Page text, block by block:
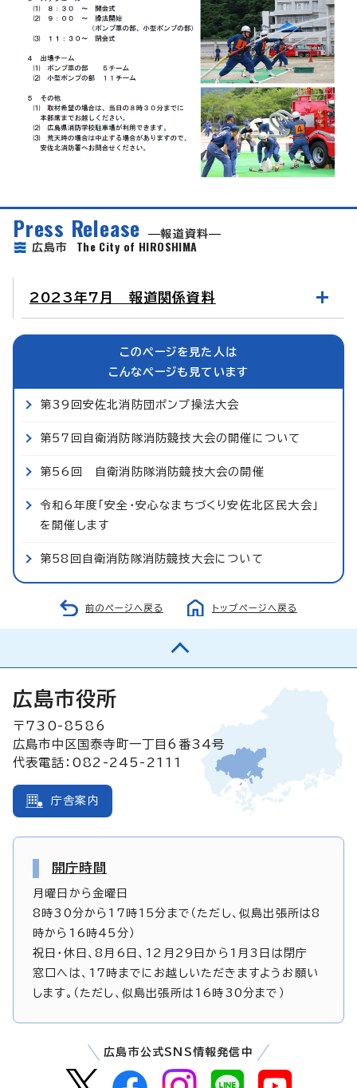
Press Release
報道資料
広島市 The City of HIROSHIMA
2023年7月 報道関係資料
このページを見た人は
こんなページも見ています
第39回安佐北消防団ポンプ操法大会
第57回自衛消防隊消防競技大会の開催について
第56回 自衛消防隊消防競技大会の開催
令和6年度「安全・安心なまちづくり安佐北区民大会」
を開催します
第58回自衛消防隊消防競技大会について
前のページへ戻る トップページへ戻る
広島市役所
〒730-8586
広島市中区国泰寺町一丁目6番34号
代表電話：082-245-2111
庁舎案内
開庁時間
月曜日から金曜日
8時30分から17時15分まで（ただし、似島出張所は8
時から16時45分）
祝日・休日、8月6日、12月29日から1月3日は閉庁
窓口へは、17時までにお越しいただきますようお願い
します。（ただし、似島出張所は16時30分まで）
広島市公式SNS情報発信中